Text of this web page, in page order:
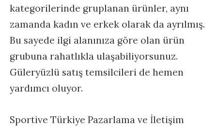
kategorilerinde gruplanan ürünler, aynı
zamanda kadın ve erkek olarak da ayrılmış.
Bu sayede ilgi alanınıza göre olan ürün
grubuna rahatlıkla ulaşabiliyorsunuz.
Güleryüzlü satış temsilcileri de hemen
yardımcı oluyor.
Sportive Türkiye Pazarlama ve İletişim